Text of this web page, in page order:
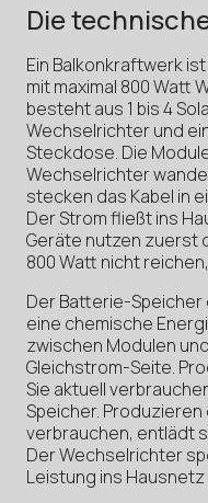
Die
Ein Balkonkraftwerk
mit maximal 800 Watt
besteht aus 1 bis 4
Wechselrichter und
Steckdose. Die
Wechselrichter
stecken das Kabel in
Der Strom fließt ins
Geräte nutzen zuerst
800 Watt nicht
Der Batterie-
eine chemische
zwischen Modulen
Gleichstrom-Seite.
Sie aktuell
Speicher.
verbrauchen, entlädt
Der Wechselrichter
Leistung ins Hausnetz